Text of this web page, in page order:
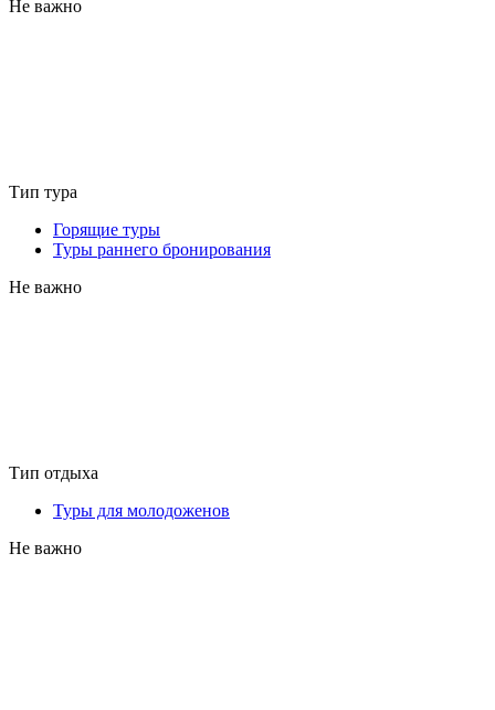
Не важно
Тип тура
Горящие туры
Туры раннего бронирования
Не важно
Тип отдыха
Туры для молодоженов
Не важно